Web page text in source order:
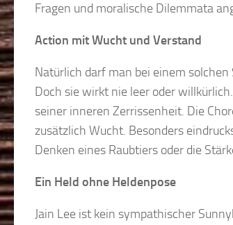
Fragen und moralische Dilemmata
Action mit Wucht und Verstand
Natürlich darf man bei einem
Doch sie wirkt nie leer oder
seiner inneren Zerrissenheit. Die
zusätzlich Wucht. Besonders
Denken eines Raubtiers oder die
Ein Held ohne Heldenpose
Jain Lee ist kein sympathischer